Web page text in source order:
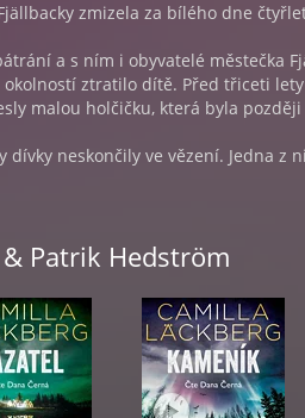
zmizela za bílého dne
a s ním i obyvatelé městečka
ztratilo dítě. Před třiceti
malou holčičku, která byla
dívky neskončily ve vězení. Jedna z
přiznat. Jak je u Eriky zvykem, je
na kloub. Fjällbacku čeká hon na
série o Erice Falckové a Patriku
královnou severské krimi, je
Patrik Hedström